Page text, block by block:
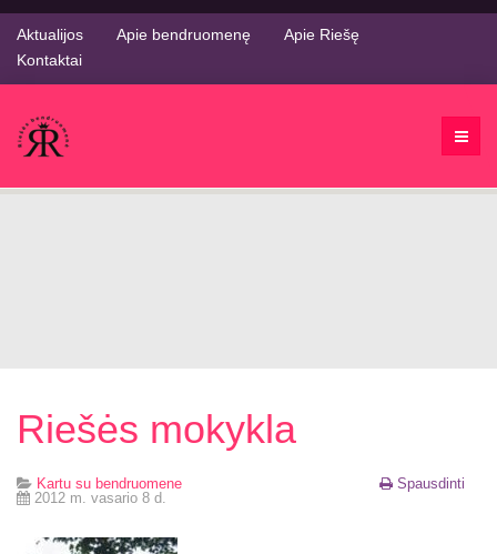
Aktualijos Apie bendruomenę
Apie Riešę
Kontaktai
Riešės mokykla
Spausdinti
Kartu su bendruomene
2012 m. vasario 8 d.